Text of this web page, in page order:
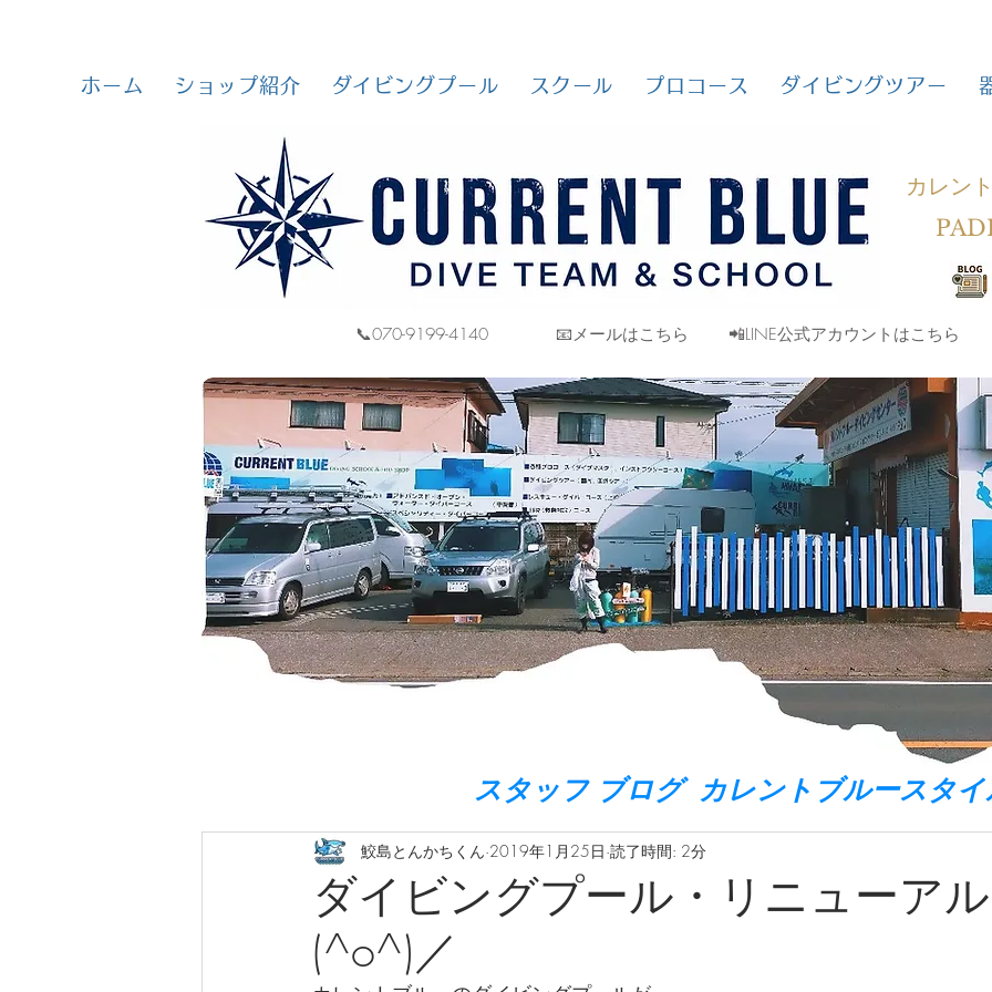
ホーム ショップ紹介 ダイビングプール スクール プロコース ダイビングツアー
カレン
📞070-9199-4140 📧メールはこちら 📲LINE公式アカウントはこちら
スタッフ ブログ カレントブルースタイ
ダイビングプール・リニューア
(^o^)／
鮫島とんかちくん 2019年1月25日 読了時間: 2分